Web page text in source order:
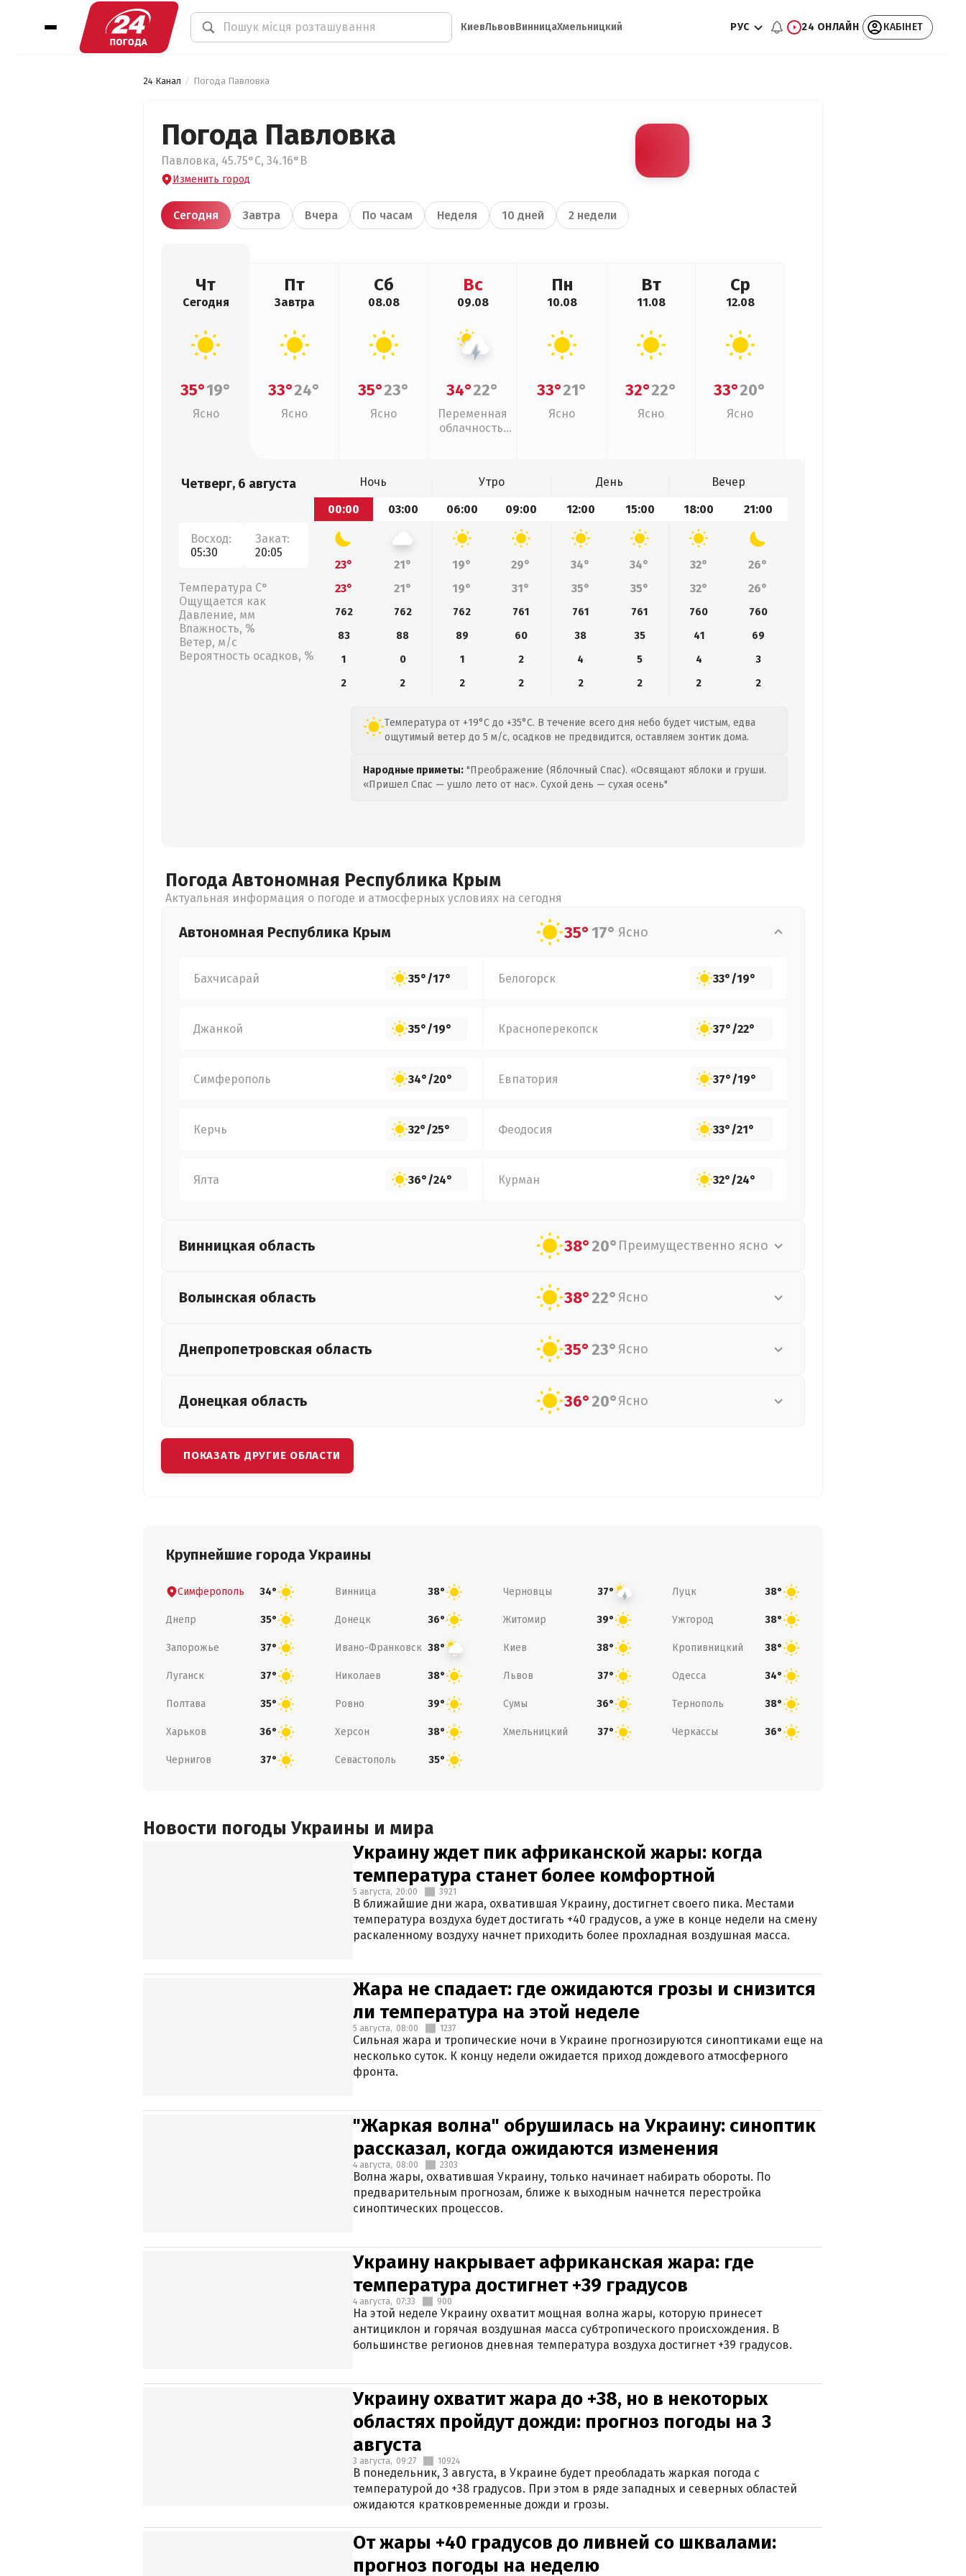
КиевЛьвовВинницаХмельницкий РУС 24 ОНЛАЙН КАБІНЕТ
24 Канал Погода Павловка
Погода Павловка
Павловка, 45.75°С, 34.16°В
Изменить город
Сегодня Завтра Вчера По часам Неделя 10 дней 2 недели
Чт
Сегодня
35°19°
Ясно
Пт
Завтра
33°24°
Ясно
Сб
08.08
35°23°
Ясно
Вс
09.08
34°22°
Переменная
облачность,
Пн
10.08
33°21°
Ясно
Вт
11.08
32°22°
Ясно
Ср
12.08
33°20°
Ясно
Четверг, 6 августа
Восход:
05:30
Закат:
20:05
Температура С°
Ощущается как
Давление, мм
Влажность, %
Ветер, м/с
Вероятность осадков, %
Ночь Утро День
Вечер
00:00
03:00 06:00 09:00 12:00 15:00 18:00 21:00
23° 21° 19° 29° 34° 34° 32°
26°
23°
21° 19° 31° 35° 35° 32° 26°
762 762 762 761 761 761 760
760
83
88 89 60 38 35 41
69
1
0 1 2 4 5 4
3
2
2 2 2 2 2 2 2
Температура от +19°C до +35°C. В течение всего дня небо будет чистым, едва
ощутимый ветер до 5 м/с, осадков не предвидится, оставляем зонтик дома.
Народные приметы: "Преображение (Яблочный Спас). «Освящают яблоки и груши.
«Пришел Спас — ушло лето от нас». Сухой день — сухая осень"
Погода Автономная Республика Крым
Актуальная информация о погоде и атмосферных условиях на сегодня
Автономная Республика Крым 35°17° Ясно
Бахчисарай 35°/17° Белогорск 33°/19°
Джанкой 35°/19° Красноперекопск 37°/22°
Симферополь 34°/20° Евпатория 37°/19°
Керчь 32°/25° Феодосия 33°/21°
Ялта 36°/24° Курман 32°/24°
Винницкая область 38°20° Преимущественно ясно
Волынская область 38°22° Ясно
Днепропетровская область 35°23° Ясно
Донецкая область 36°20°Ясно
ПОКАЗАТЬ ДРУГИЕ ОБЛАСТИ
Крупнейшие города Украины
Симферополь 34° Винница 38° Черновцы 37° Луцк 38°
Днепр 35° Донецк 36° Житомир 39° Ужгород 38°
Запорожье 37° Ивано-Франковск 38° Киев 38° Кропивницкий 38°
Луганск 37° Николаев 38° Львов 37° Одесса 34°
Полтава 35° Ровно 39° Сумы 36° Тернополь 38°
Харьков 36° Херсон 38° Хмельницкий 37° Черкассы 36°
Чернигов 37° Севастополь 35°
Новости погоды Украины и мира
Украину ждет пик африканской жары: когда
температура станет более комфортной
5 августа, 20:00 3921
В ближайшие дни жара, охватившая Украину, достигнет своего пика. Местами
температура воздуха будет достигать +40 градусов, а уже в конце недели на смену
раскаленному воздуху начнет приходить более прохладная воздушная масса.
Жара не спадает: где ожидаются грозы и снизится
ли температура на этой неделе
5 августа, 08:00 1237
Сильная жара и тропические ночи в Украине прогнозируются синоптиками еще на
несколько суток. К концу недели ожидается приход дождевого атмосферного
фронта.
"Жаркая волна" обрушилась на Украину: синоптик
рассказал, когда ожидаются изменения
4 августа, 08:00 2303
Волна жары, охватившая Украину, только начинает набирать обороты. По
предварительным прогнозам, ближе к выходным начнется перестройка
синоптических процессов.
Украину накрывает африканская жара: где
температура достигнет +39 градусов
4 августа, 07:33 900
На этой неделе Украину охватит мощная волна жары, которую принесет
антициклон и горячая воздушная масса субтропического происхождения. В
большинстве регионов дневная температура воздуха достигнет +39 градусов.
Украину охватит жара до +38, но в некоторых
областях пройдут дожди: прогноз погоды на 3
августа
3 августа, 09:27 10924
В понедельник, 3 августа, в Украине будет преобладать жаркая погода с
температурой до +38 градусов. При этом в ряде западных и северных областей
ожидаются кратковременные дожди и грозы.
От жары +40 градусов до ливней со шквалами:
прогноз погоды на неделю